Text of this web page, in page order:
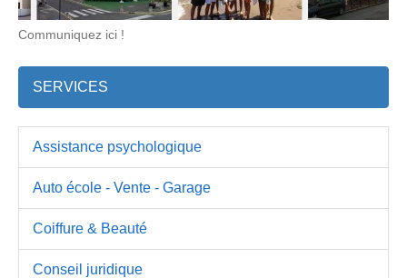
Communiquez ici !
SERVICES
Assistance psychologique
Auto école - Vente - Garage
Coiffure & Beauté
Conseil juridique